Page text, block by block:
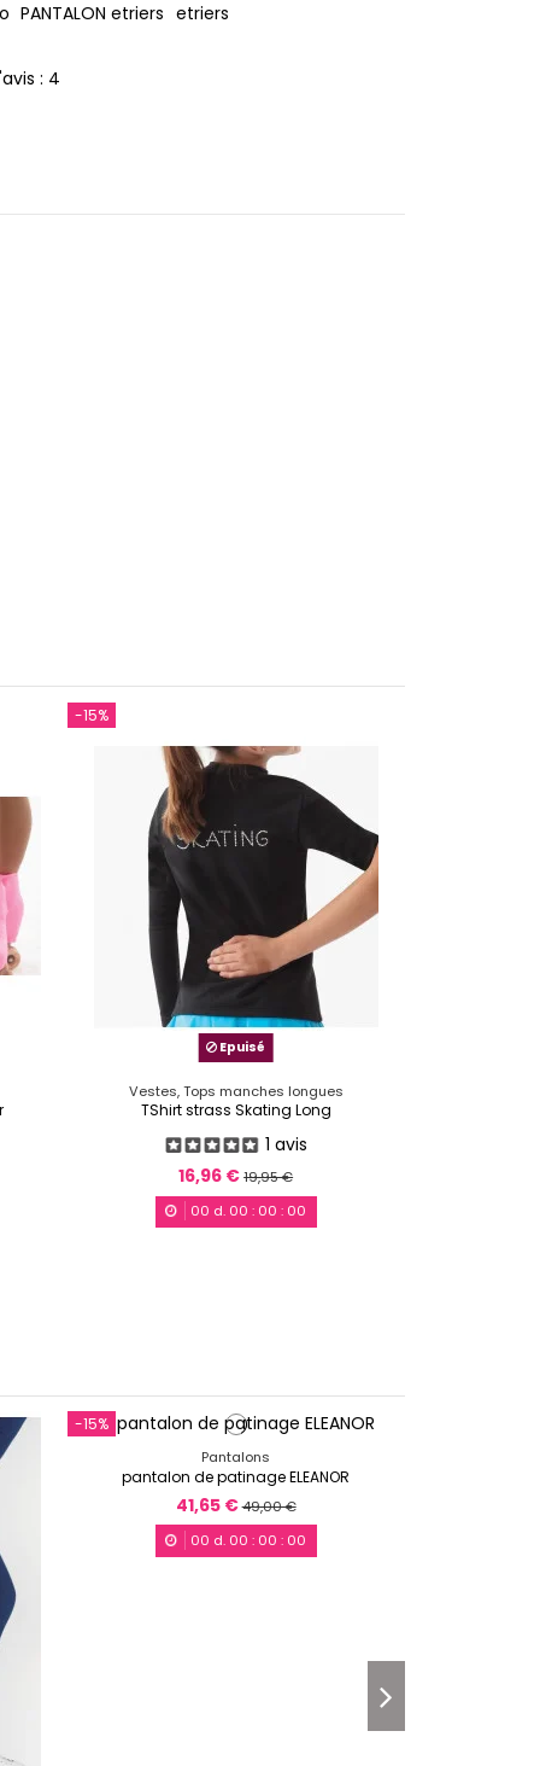
PANTALON etriers etriers
: 4
-15%
Epuisé
Vestes, Tops manches longues
TShirt strass Skating Long
1 avis
16,96 €19,95 €
00 d. 00 : 00 : 00
-15%
Pantalons
pantalon de patinage ELEANOR
41,65 €49,00 €
00 d. 00 : 00 : 00